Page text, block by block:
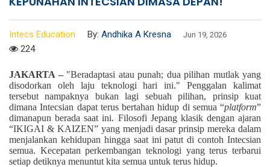
Intecs Education By: Andhika A Kresna Jun 19, 2026
224
JAKARTA – "Beradaptasi atau punah; dua pilihan mutlak yang
disodorkan oleh laju teknologi hari ini." Penggalan kalimat
tersebut nampaknya bukan lagi sebuah pilihan, prinsip kuat
dimana Intecsian dapat terus bertahan hidup di semua “platform”
dimanapun berada saat ini. Filosofi Jepang klasik dengan ajaran
“IKIGAI & KAIZEN” yang menjadi dasar prinsip mereka dalam
menjalankan kehidupan hingga saat ini patut di contoh Intecsian
semua. Kecepatan perkembangan teknologi yang terus terbarui
setiap detiknya menuntut kita semua untuk terus hidup.